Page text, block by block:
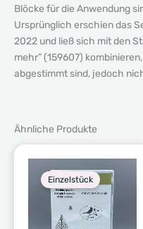
Blöcke für die Anwendung
Ursprünglich erschien das
2022 und ließ sich mit den
mehr” (159607)
abgestimmt sind, jedoch
Ähnliche Produkte
Einzelstück